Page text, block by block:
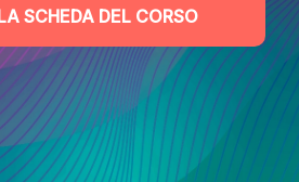
SCHEDA DEL CORSO